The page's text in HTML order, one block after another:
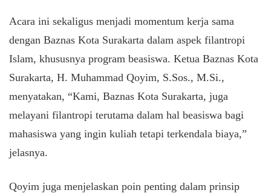
​Acara ini sekaligus menjadi momentum kerja sama
dengan Baznas Kota Surakarta dalam aspek filantropi
Islam, khususnya program beasiswa. Ketua Baznas Kota
Surakarta, H. Muhammad Qoyim, S.Sos., M.Si.,
menyatakan, “Kami, Baznas Kota Surakarta, juga
melayani filantropi terutama dalam hal beasiswa bagi
mahasiswa yang ingin kuliah tetapi terkendala biaya,”
jelasnya.
​Qoyim juga menjelaskan poin penting dalam prinsip